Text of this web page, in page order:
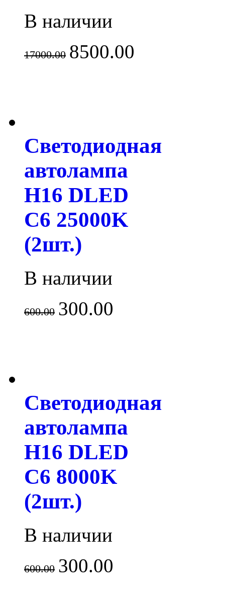
В наличии
17000.00 8500.00
Светодиодная
автолампа
H16 DLED
C6 25000K
(2шт.)
В наличии
600.00 300.00
Светодиодная
автолампа
H16 DLED
C6 8000K
(2шт.)
В наличии
600.00 300.00